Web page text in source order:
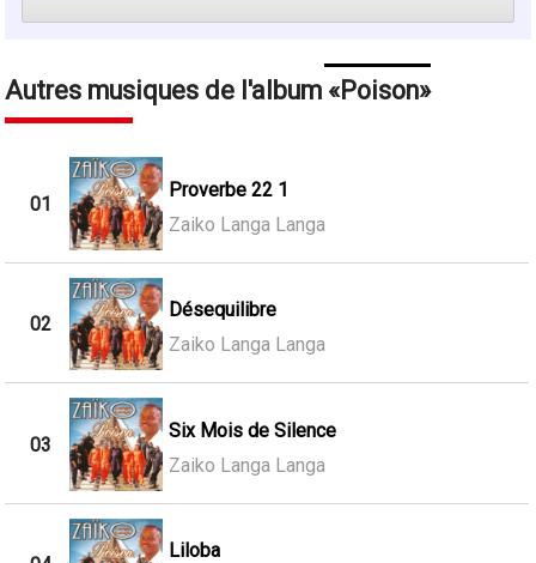
Autres musiques de l'album Poison
01
Proverbe 22 1
Zaiko Langa Langa
02
Désequilibre
Zaiko Langa Langa
03
Six Mois de Silence
Zaiko Langa Langa
Liloba